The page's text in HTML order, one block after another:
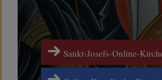
Sankt-Josefs-Online-